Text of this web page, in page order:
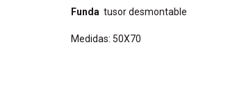
Funda tusor desmontable
Medidas: 50X70